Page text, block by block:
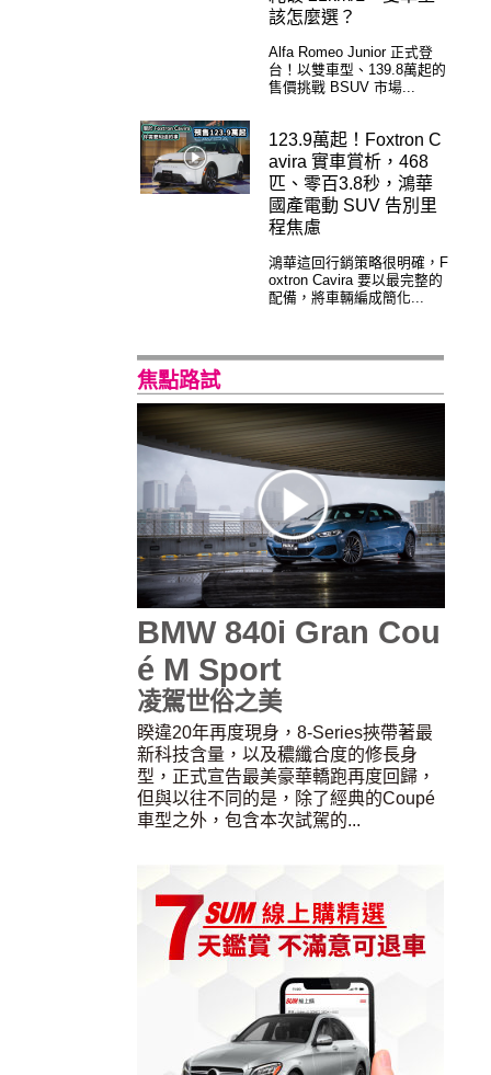
該怎麼選？
Alfa Romeo Junior 正式登
台！以雙車型、139.8萬起的
售價挑戰 BSUV 市場...
123.9萬起！Foxtron C
avira 實車賞析，468
匹、零百3.8秒，鴻華
國產電動 SUV 告別里
程焦慮
鴻華這回行銷策略很明確，F
oxtron Cavira 要以最完整的
配備，將車輛編成簡化...
焦點路試
BMW 840i Gran Cou
é M Sport
凌駕世俗之美
睽違20年再度現身，8-Series挾帶著最
新科技含量，以及穠纖合度的修長身
型，正式宣告最美豪華轎跑再度回歸，
但與以往不同的是，除了經典的Coupé
車型之外，包含本次試駕的...